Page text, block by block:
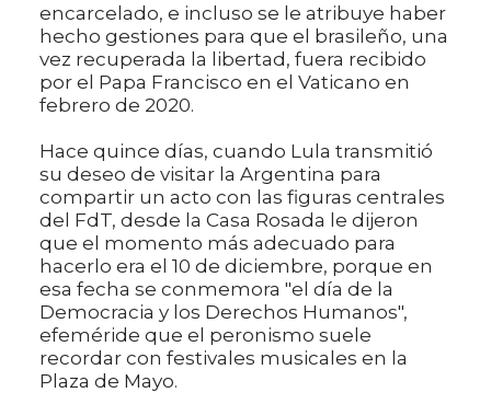
encarcelado, e incluso se le atribuye haber
hecho gestiones para que el brasileño, una
vez recuperada la libertad, fuera recibido
por el Papa Francisco en el Vaticano en
febrero de 2020.
Hace quince días, cuando Lula transmitió
su deseo de visitar la Argentina para
compartir un acto con las figuras centrales
del FdT, desde la Casa Rosada le dijeron
que el momento más adecuado para
hacerlo era el 10 de diciembre, porque en
esa fecha se conmemora "el día de la
Democracia y los Derechos Humanos",
efeméride que el peronismo suele
recordar con festivales musicales en la
Plaza de Mayo.